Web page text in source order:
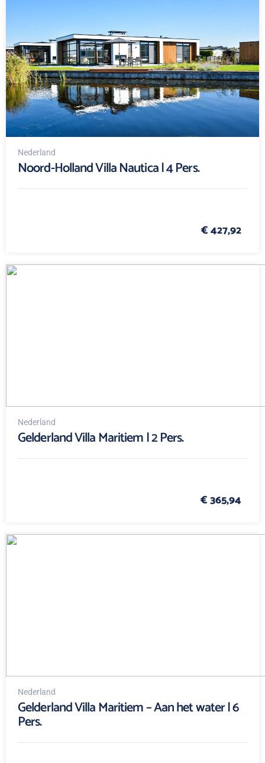
Nederland
Noord-Holland Villa Nautica | 4 Pers.
€ 427,92
Nederland
Gelderland Villa Maritiem | 2 Pers.
€ 365,94
Nederland
Gelderland Villa Maritiem – Aan het water | 6
Pers.